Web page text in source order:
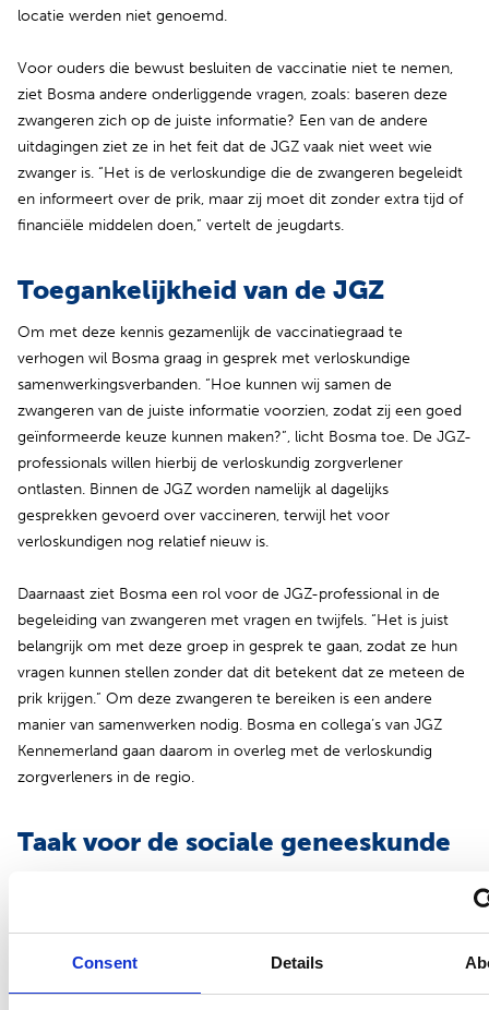
Consent Details
locatie werden niet genoemd.
Voor ouders die bewust besluiten de vaccinatie niet te nemen,
ziet Bosma andere onderliggende vragen, zoals: baseren deze
zwangeren zich op de juiste informatie? Een van de andere
uitdagingen ziet ze in het feit dat de JGZ vaak niet weet wie
zwanger is. “Het is de verloskundige die de zwangeren begeleidt
en informeert over de prik, maar zij moet dit zonder extra tijd of
financiële middelen doen,” vertelt de jeugdarts.
Toegankelijkheid van de JGZ
Om met deze kennis gezamenlijk de vaccinatiegraad te
verhogen wil Bosma graag in gesprek met verloskundige
samenwerkingsverbanden. “Hoe kunnen wij samen de
zwangeren van de juiste informatie voorzien, zodat zij een goed
geïnformeerde keuze kunnen maken?”, licht Bosma toe. De JGZ-
professionals willen hierbij de verloskundig zorgverlener
ontlasten. Binnen de JGZ worden namelijk al dagelijks
gesprekken gevoerd over vaccineren, terwijl het voor
verloskundigen nog relatief nieuw is.
Daarnaast ziet Bosma een rol voor de JGZ-professional in de
begeleiding van zwangeren met vragen en twijfels. “Het is juist
belangrijk om met deze groep in gesprek te gaan, zodat ze hun
vragen kunnen stellen zonder dat dit betekent dat ze meteen de
prik krijgen.” Om deze zwangeren te bereiken is een andere
manier van samenwerken nodig. Bosma en collega’s van JGZ
Kennemerland gaan daarom in overleg met de verloskundig
zorgverleners in de regio.
Taak voor de sociale geneeskunde
die raken aan de volksgezondheid en verder kijkt dan de eigen
spreekkamer. “Ik vind het mooi dat je door een relatief simpele
aanpassing in registreren, relevante informatie kunt verzamelen